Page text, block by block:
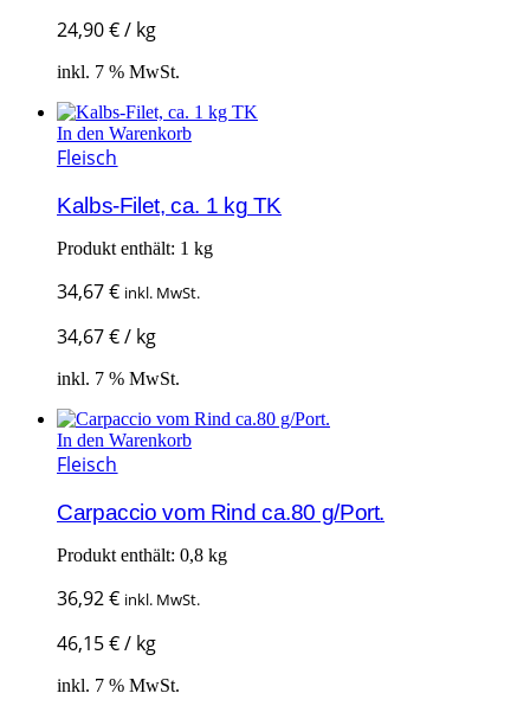
24,90€/ kg
inkl. 7 % MwSt.
In den Warenkorb
Fleisch
Kalbs-Filet, ca. 1 kg TK
Produkt enthält: 1 kg
34,67€ inkl. MwSt.
34,67€/ kg
inkl. 7 % MwSt.
In den Warenkorb
Fleisch
Carpaccio vom Rind ca.80 g/Port.
Produkt enthält: 0,8 kg
36,92€ inkl. MwSt.
46,15€/ kg
inkl. 7 % MwSt.